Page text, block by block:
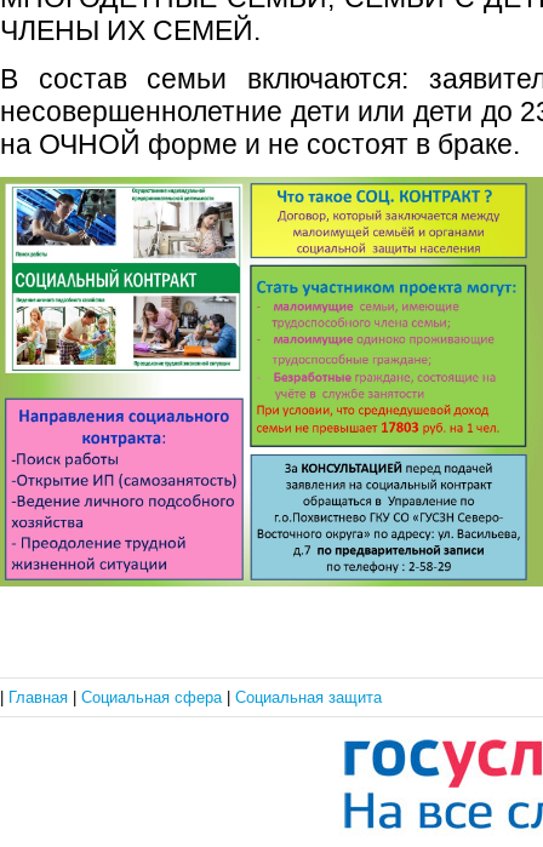
ЧЛЕНЫ ИХ СЕМЕЙ.
В состав семьи включаются:
несовершеннолетние дети или дети до
на ОЧНОЙ форме и не состоят в браке.
Главная Социальная сфера Социальная защита